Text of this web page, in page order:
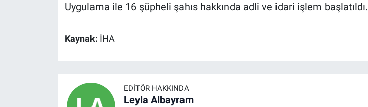
Uygulama ile 16 şüpheli şahıs hakkında adli ve idari işlem başlatıldı.
Kaynak: İHA
EDITÖR HAKKINDA
Leyla Albayram